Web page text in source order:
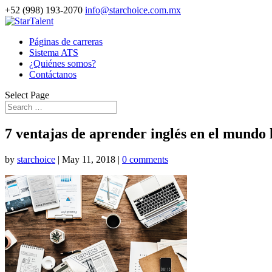
+52 (998) 193-2070 info@starchoice.com.mx
Páginas de carreras
Sistema ATS
¿Quiénes somos?
Contáctanos
Select Page
7 ventajas de aprender inglés en el mundo
by starchoice | May 11, 2018 | 0 comments